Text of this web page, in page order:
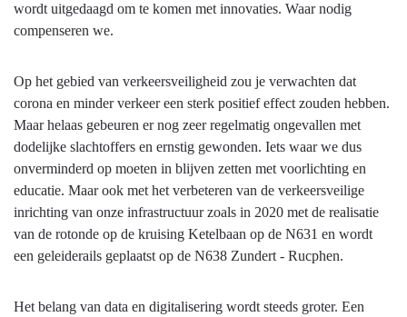
wordt uitgedaagd om te komen met innovaties. Waar nodig
compenseren we.
Op het gebied van verkeersveiligheid zou je verwachten dat
corona en minder verkeer een sterk positief effect zouden hebben.
Maar helaas gebeuren er nog zeer regelmatig ongevallen met
dodelijke slachtoffers en ernstig gewonden. Iets waar we dus
onverminderd op moeten in blijven zetten met voorlichting en
educatie. Maar ook met het verbeteren van de verkeersveilige
inrichting van onze infrastructuur zoals in 2020 met de realisatie
van de rotonde op de kruising Ketelbaan op de N631 en wordt
een geleiderails geplaatst op de N638 Zundert - Rucphen.
Het belang van data en digitalisering wordt steeds groter. Een